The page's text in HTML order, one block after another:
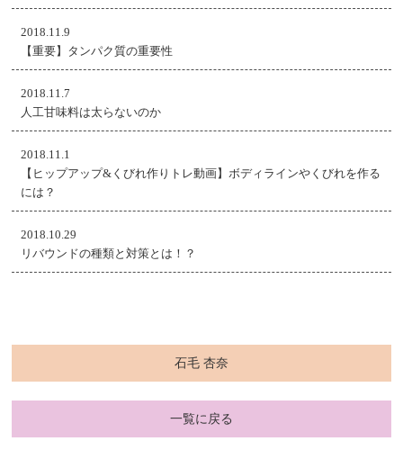
2018.11.9
【重要】タンパク質の重要性
2018.11.7
人工甘味料は太らないのか
2018.11.1
【ヒップアップ&くびれ作りトレ動画】ボディラインやくびれを作る
には？
2018.10.29
リバウンドの種類と対策とは！？
石毛 杏奈
一覧に戻る